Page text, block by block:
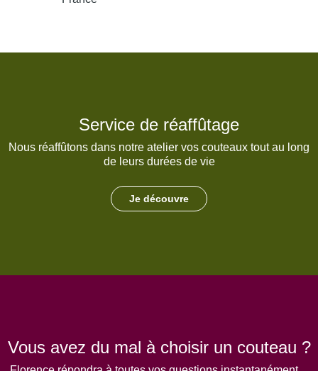
Service de réaffûtage
Nous réaffûtons dans notre atelier vos couteaux tout au long
de leurs durées de vie
Je découvre
Vous avez du mal à choisir un couteau ?